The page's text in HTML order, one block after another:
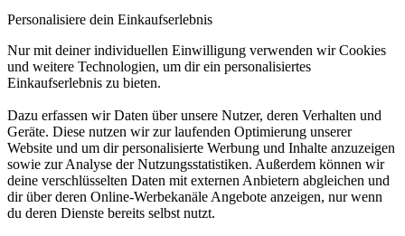
Personalisiere dein Einkaufserlebnis
Nur mit deiner individuellen Einwilligung verwenden wir Cookies
und weitere Technologien, um dir ein personalisiertes
Einkaufserlebnis zu bieten.
Dazu erfassen wir Daten über unsere Nutzer, deren Verhalten und
Geräte. Diese nutzen wir zur laufenden Optimierung unserer
Website und um dir personalisierte Werbung und Inhalte anzuzeigen
sowie zur Analyse der Nutzungsstatistiken. Außerdem können wir
deine verschlüsselten Daten mit externen Anbietern abgleichen und
dir über deren Online-Werbekanäle Angebote anzeigen, nur wenn
du deren Dienste bereits selbst nutzt.